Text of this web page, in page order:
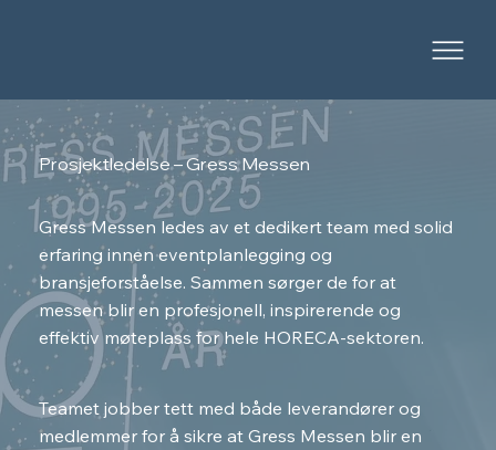
Prosjektledelse – Gress Messen
Gress Messen ledes av et dedikert team med solid
erfaring innen eventplanlegging og
bransjeforståelse. Sammen sørger de for at
messen blir en profesjonell, inspirerende og
effektiv møteplass for hele HORECA-sektoren.
Teamet jobber tett med både leverandører og
medlemmer for å sikre at Gress Messen blir en